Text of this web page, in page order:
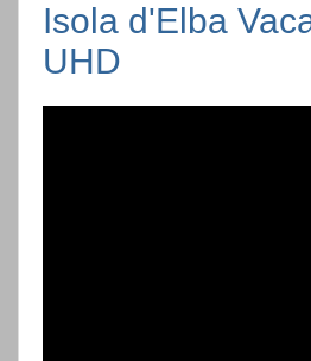
Isola d'Elba
UHD